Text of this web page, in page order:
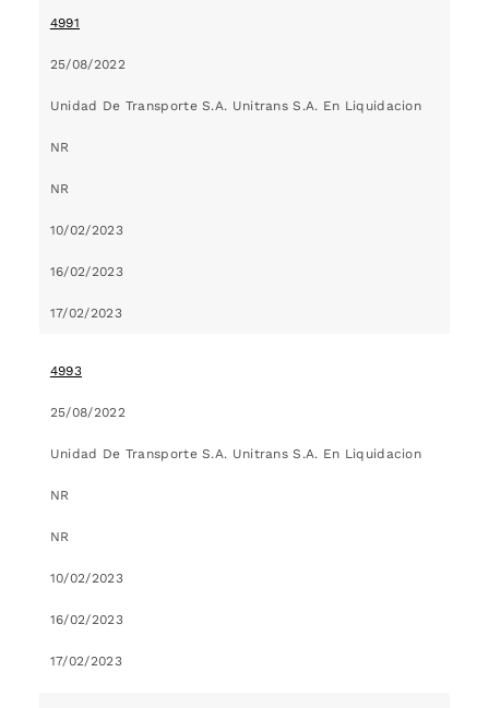
4991
25/08/2022
Unidad De Transporte S.A. Unitrans S.A. En Liquidacion
NR
NR
10/02/2023
16/02/2023
17/02/2023
4993
25/08/2022
Unidad De Transporte S.A. Unitrans S.A. En Liquidacion
NR
NR
10/02/2023
16/02/2023
17/02/2023